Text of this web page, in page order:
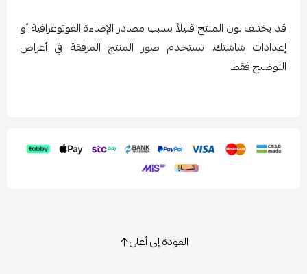
قد يختلف لون المنتج قليلاً بسبب مصادر الإضاءة الفوتوغرافية أو
إعدادات شاشتك. تستخدم صور المنتج المرفقة في أغراض
التوضيح فقط.
العودة إلى أعلى